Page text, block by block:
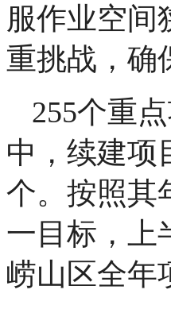
服作业空间
重挑战，确
255个重
中，续建项
个。按照其
一目标，上
崂山区全年